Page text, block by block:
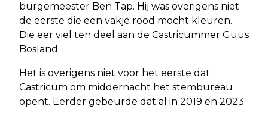
burgemeester Ben Tap. Hij was overigens niet
de eerste die een vakje rood mocht kleuren.
Die eer viel ten deel aan de Castricummer Guus
Bosland.
Het is overigens niet voor het eerste dat
Castricum om middernacht het stembureau
opent. Eerder gebeurde dat al in 2019 en 2023.